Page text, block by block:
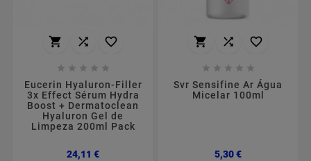
  
    
Eucerin Hyaluron-Filler
3x Effect Sérum Hydra
Boost + Dermatoclean
Hyaluron Gel de
Limpeza 200ml Pack
24,11 €Preço
  
    
Svr Sensifine Ar Água
Micelar 100ml
5,30 €Preço